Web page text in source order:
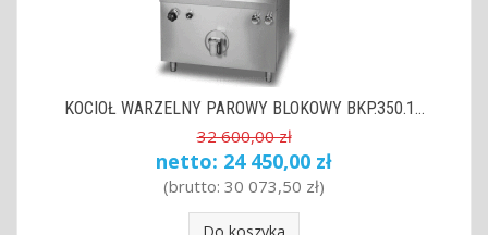
KOCIOŁ WARZELNY PAROWY BLOKOWY BKP.350.1...
32 600,00 zł
netto: 24 450,00 zł
(brutto: 30 073,50 zł)